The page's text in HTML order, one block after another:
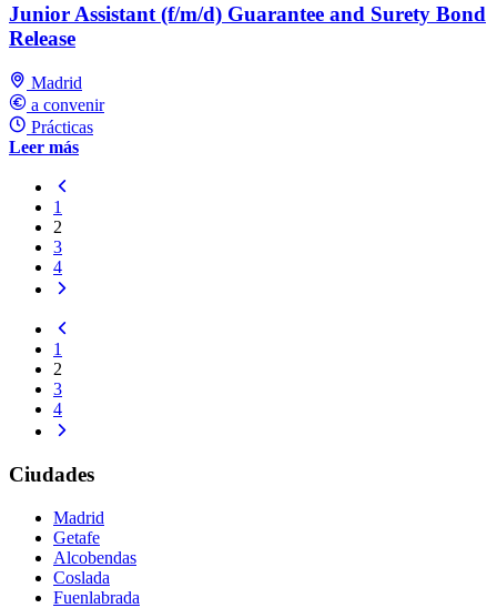
Junior Assistant (f/m/d) Guarantee and Surety Bond
Release
Madrid
a convenir
Prácticas
Leer más
1
2
3
4
1
2
3
4
Ciudades
Madrid
Getafe
Alcobendas
Coslada
Fuenlabrada